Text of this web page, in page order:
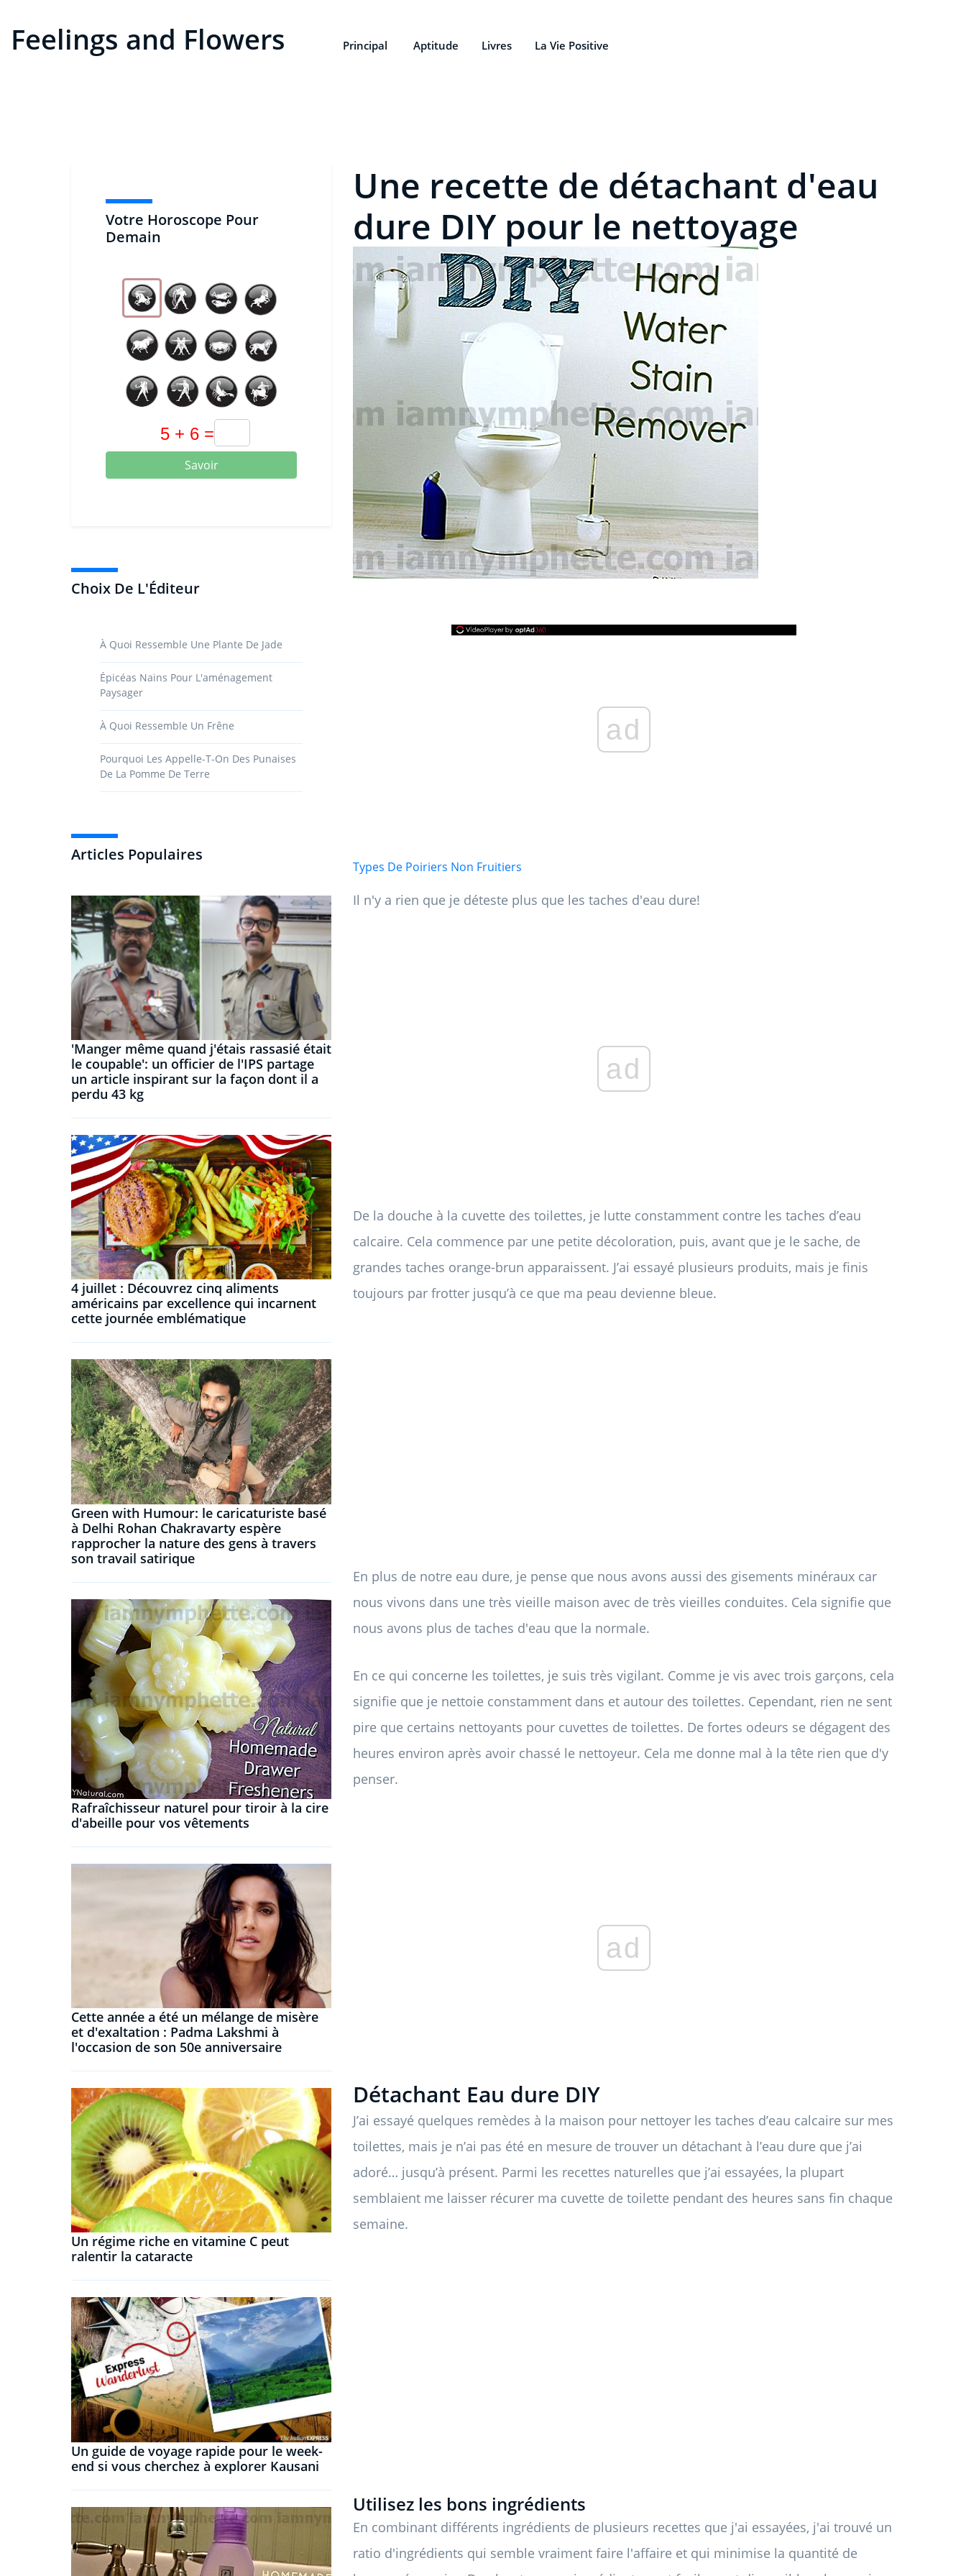
Feelings and Flowers Principal Aptitude Livres La Vie Positive
Votre Horoscope Pour
Demain
Savoir
Choix De L'Éditeur
À Quoi Ressemble Une Plante De Jade
Épicéas Nains Pour L'aménagement
Paysager
À Quoi Ressemble Un Frêne
Pourquoi Les Appelle-T-On Des Punaises
De La Pomme De Terre
Articles Populaires
'Manger même quand j'étais rassasié était
le coupable': un officier de l'IPS partage
un article inspirant sur la façon dont il a
perdu 43 kg
4 juillet : Découvrez cinq aliments
américains par excellence qui incarnent
cette journée emblématique
Green with Humour: le caricaturiste basé
à Delhi Rohan Chakravarty espère
rapprocher la nature des gens à travers
son travail satirique
Rafraîchisseur naturel pour tiroir à la cire
d'abeille pour vos vêtements
Cette année a été un mélange de misère
et d'exaltation : Padma Lakshmi à
l'occasion de son 50e anniversaire
Un régime riche en vitamine C peut
ralentir la cataracte
Un guide de voyage rapide pour le week-
end si vous cherchez à explorer Kausani
Une recette de détachant d'eau
dure DIY pour le nettoyage
ad
Types De Poiriers Non Fruitiers
Il n'y a rien que je déteste plus que les taches d'eau dure!
ad
De la douche à la cuvette des toilettes, je lutte constamment contre les taches d’eau
calcaire. Cela commence par une petite décoloration, puis, avant que je le sache, de
grandes taches orange-brun apparaissent. J’ai essayé plusieurs produits, mais je finis
toujours par frotter jusqu’à ce que ma peau devienne bleue.
En plus de notre eau dure, je pense que nous avons aussi des gisements minéraux car
nous vivons dans une très vieille maison avec de très vieilles conduites. Cela signifie que
nous avons plus de taches d'eau que la normale.
En ce qui concerne les toilettes, je suis très vigilant. Comme je vis avec trois garçons, cela
signifie que je nettoie constamment dans et autour des toilettes. Cependant, rien ne sent
pire que certains nettoyants pour cuvettes de toilettes. De fortes odeurs se dégagent des
heures environ après avoir chassé le nettoyeur. Cela me donne mal à la tête rien que d'y
penser.
ad
Détachant Eau dure DIY
J’ai essayé quelques remèdes à la maison pour nettoyer les taches d’eau calcaire sur mes
toilettes, mais je n’ai pas été en mesure de trouver un détachant à l’eau dure que j’ai
adoré… jusqu’à présent. Parmi les recettes naturelles que j’ai essayées, la plupart
semblaient me laisser récurer ma cuvette de toilette pendant des heures sans fin chaque
semaine.
Utilisez les bons ingrédients
En combinant différents ingrédients de plusieurs recettes que j'ai essayées, j'ai trouvé un
ratio d'ingrédients qui semble vraiment faire l'affaire et qui minimise la quantité de